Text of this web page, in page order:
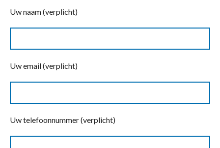
Uw naam (verplicht)
Uw email (verplicht)
Uw telefoonnummer (verplicht)